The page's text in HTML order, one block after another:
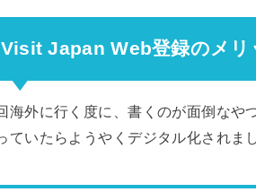
Visit Japan Web登録のメリ
海外に行く度に、書くのが面倒な
ていたらようやくデジタル化されま